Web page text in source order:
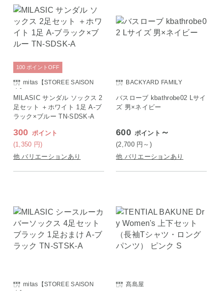
mitas【STOREE SAISON
店】
MILASIC サンダル ソックス 2
足セット ＋ホワイト 1足 A-ブ
ラック×ブルー TN-SDSK-A
300 ポイント
(1,350 円)
100 ポイント OFF
他 バリエーションあり
BACKYARD FAMILY
バスローブ kbathrobe02 Lサイ
ズ 男×ネイビー
600 ポイント ～
(2,700 円 ～)
他 バリエーションあり
mitas【STOREE SAISON
店】
髙島屋